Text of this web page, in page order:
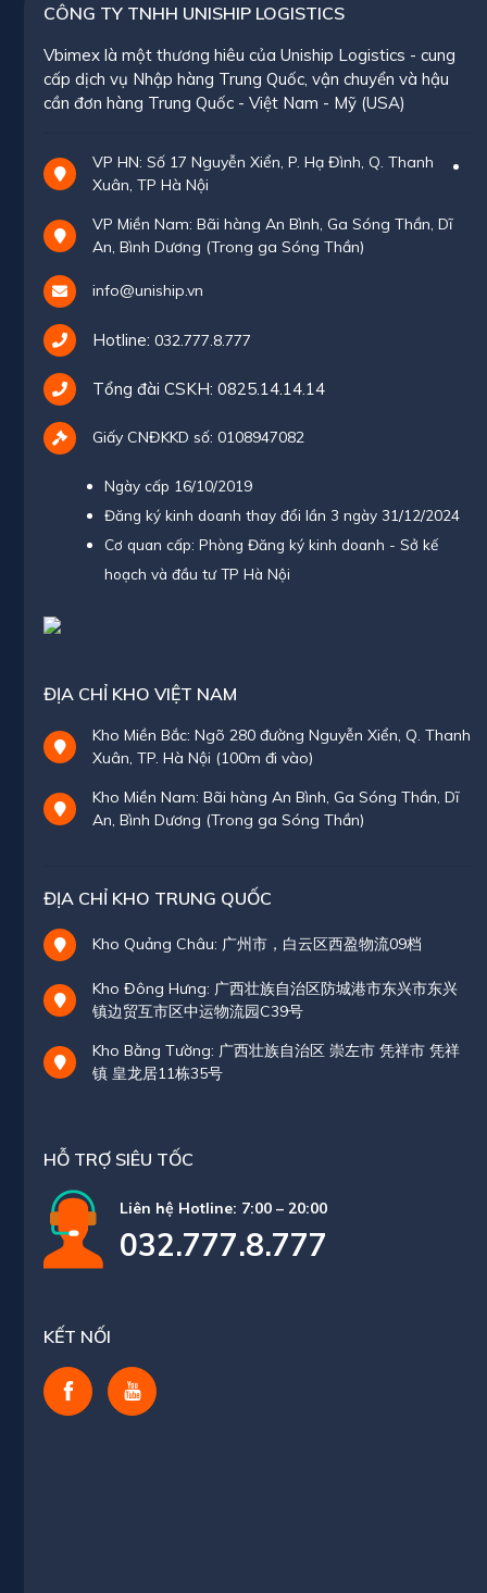
CÔNG TY TNHH UNISHIP LOGISTICS
Vbimex là một thương hiêu của Uniship Logistics - cung
cấp dịch vụ Nhập hàng Trung Quốc, vận chuyển và hậu
cần đơn hàng Trung Quốc - Việt Nam - Mỹ (USA)
VP HN: Số 17 Nguyễn Xiển, P. Hạ Đình, Q. Thanh
Xuân, TP Hà Nội
VP Miền Nam: Bãi hàng An Bình, Ga Sóng Thần, Dĩ
An, Bình Dương (Trong ga Sóng Thần)
info@uniship.vn
Hotline: 032.777.8.777
Tổng đài CSKH: 0825.14.14.14
Giấy CNĐKKD số: 0108947082
Ngày cấp 16/10/2019
Đăng ký kinh doanh thay đổi lần 3 ngày 31/12/2024
Cơ quan cấp: Phòng Đăng ký kinh doanh - Sở kế
hoạch và đầu tư TP Hà Nội
ĐỊA CHỈ KHO VIỆT NAM
Kho Miền Bắc: Ngõ 280 đường Nguyễn Xiển, Q. Thanh
Xuân, TP. Hà Nội (100m đi vào)
Kho Miền Nam: Bãi hàng An Bình, Ga Sóng Thần, Dĩ
An, Bình Dương (Trong ga Sóng Thần)
ĐỊA CHỈ KHO TRUNG QUỐC
Kho Quảng Châu: 广州市，白云区西盈物流09档
Kho Đông Hưng: 广西壮族自治区防城港市东兴市东兴
镇边贸互市区中运物流园C39号
Kho Bằng Tường: 广西壮族自治区 崇左市 凭祥市 凭祥
镇 皇龙居11栋35号
HỖ TRỢ SIÊU TỐC
Liên hệ Hotline: 7:00 – 20:00
032.777.8.777
KẾT NỐI